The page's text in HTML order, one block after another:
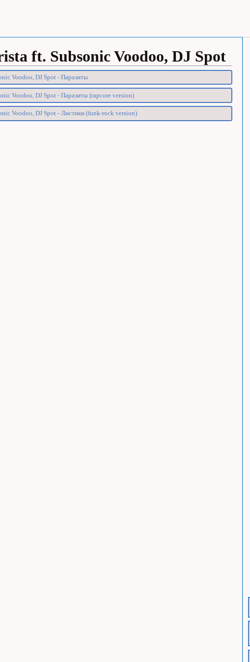
ft. Subsonic Voodoo, DJ Spot
Voodoo, DJ Spot - Паразиты
Voodoo, DJ Spot - Паразиты (rapcore version)
Voodoo, DJ Spot - Листики (funk-rock version)